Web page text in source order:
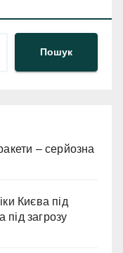
Пошук
– серйозна
Києва під
під загрозу